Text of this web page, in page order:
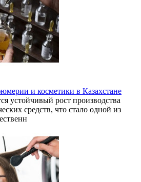
и косметики в Казахстане
устойчивый рост производства
средств, что стало одной из